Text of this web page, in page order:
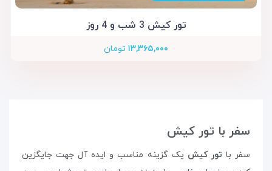
تور کیش 3 شب و 4 روز
۱۳,۳۶۵,۰۰۰ تومان
سفر با تور کیش
سفر با تور کیش یک گزینه مناسب و ایده‌ آل جهت جایگزین